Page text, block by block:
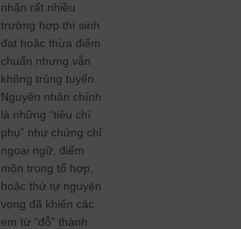
nhận rất nhiều
trường hợp thí sinh
đạt hoặc thừa điểm
chuẩn nhưng vẫn
không trúng tuyển.
Nguyên nhân chính
là những “tiêu chí
phụ” như chứng chỉ
ngoại ngữ, điểm
môn trong tổ hợp,
hoặc thứ tự nguyện
vọng đã khiến các
em từ “đỗ” thành